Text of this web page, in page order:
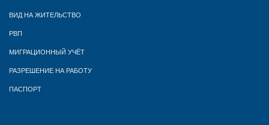
ВИД НА ЖИТЕЛЬСТВО
РВП
МИГРАЦИОННЫЙ УЧЁТ
РАЗРЕШЕНИЕ НА РАБОТУ
ПАСПОРТ